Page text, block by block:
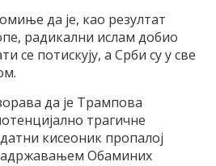
да је, као резултат
радикални ислам добио
се потискују, а Срби су у све
да је Трампова
трагичне
кисеоник пропалој
Обаминих